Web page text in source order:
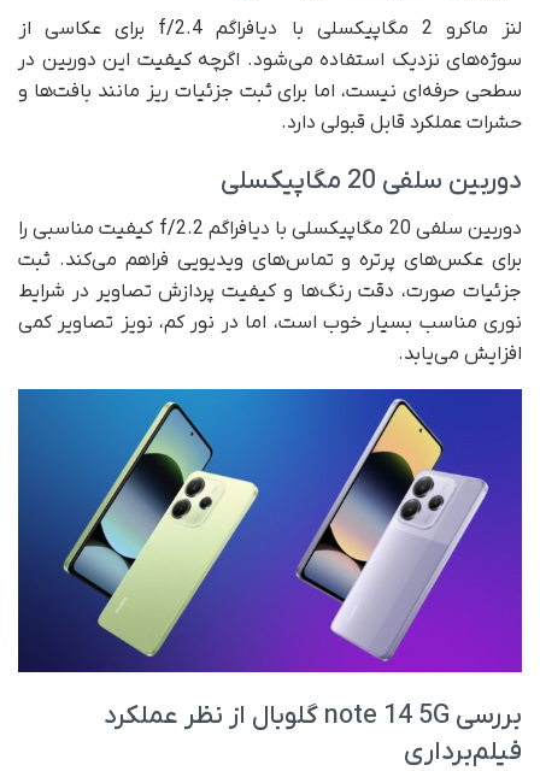
لنز ماکرو 2 مگاپیکسلی با دیافراگم f/2.4 برای عکاسی از
سوژه‌های نزدیک استفاده می‌شود. اگرچه کیفیت این دوربین در
سطحی حرفه‌ای نیست، اما برای ثبت جزئیات ریز مانند بافت‌ها و
حشرات عملکرد قابل قبولی دارد.
دوربین سلفی 20 مگاپیکسلی
دوربین سلفی 20 مگاپیکسلی با دیافراگم f/2.2 کیفیت مناسبی را
برای عکس‌های پرتره و تماس‌های ویدیویی فراهم می‌کند. ثبت
جزئیات صورت، دقت رنگ‌ها و کیفیت پردازش تصاویر در شرایط
نوری مناسب بسیار خوب است، اما در نور کم، نویز تصاویر کمی
افزایش می‌یابد.
بررسی note 14 5G گلوبال از نظر عملکرد
فیلم‌برداری